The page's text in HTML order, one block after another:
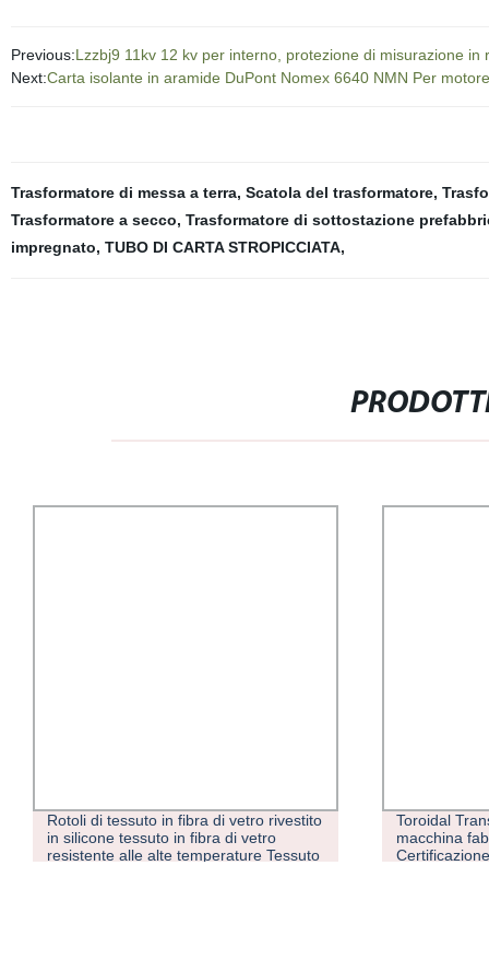
Previous:Lzzbj9 11kv 12 kv per interno, protezione di misurazione
Next:Carta isolante in aramide DuPont Nomex 6640 NMN Per motore
Trasformatore di messa a terra, Scatola del trasformatore,
Trasformatore a secco, Trasformatore di sottostazione
impregnato, TUBO DI CARTA STROPICCIATA,
Rotoli di tessuto in fibra di vetro rivestito
in silicone tessuto in fibra di vetro
resistente alle alte temperature Tessuto
Toroidal
macchina
Certificazione